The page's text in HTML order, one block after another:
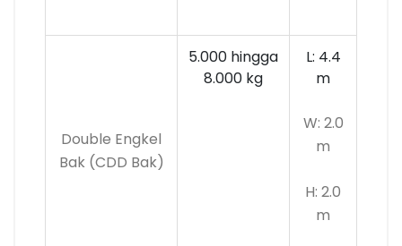
Double Engkel
Bak (CDD Bak)
5.000 hingga
8.000 kg
L: 4.4
m
W: 2.0
m
H: 2.0
m